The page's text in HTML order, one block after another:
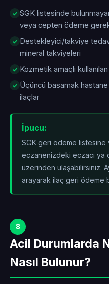
SGK listesinde
veya cepten ödeme
Destekleyici/takviye
mineral takviyeleri
Kozmetik amaçlı
Üçüncü basamak hastane
ilaçlar
İpucu:
SGK geri ödeme listesine
eczanenizdeki eczacı ya
üzerinden ulaşabilirsiniz.
arayarak ilaç geri ödeme
8
Acil Durumlarda
Nasıl Bulunur?